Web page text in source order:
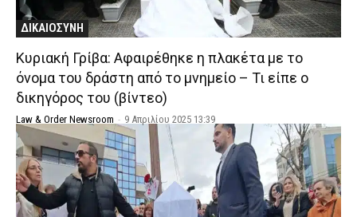
ΔΙΚΑΙΟΣΥΝΗ
Κυριακή Γρίβα: Αφαιρέθηκε η πλακέτα με το
όνομα του δράστη από το μνημείο – Τι είπε ο
δικηγόρος του (βίντεο)
Law & Order Newsroom - 9 Απριλίου 2025 13:39